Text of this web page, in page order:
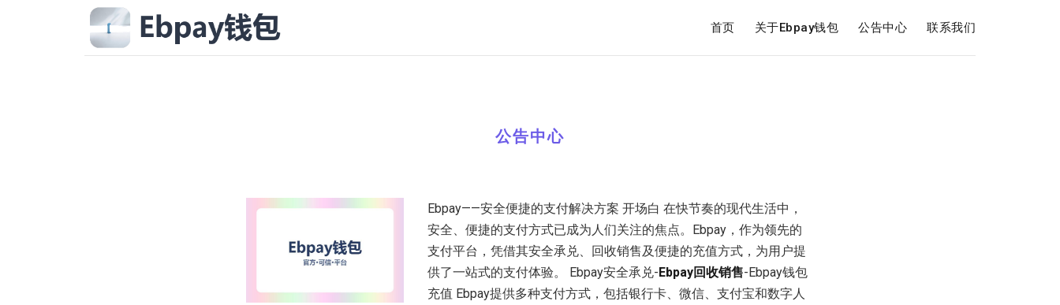
首页 关于Ebpay钱包 公告中心 联系我们
公告中心
Ebpay——安全便捷的支付解决方案 开场白 在快节奏的现代生活中，
安全、便捷的支付方式已成为人们关注的焦点。Ebpay，作为领先的
支付平台，凭借其安全承兑、回收销售及便捷的充值方式，为用户提
供了一站式的支付体验。 Ebpay安全承兑-Ebpay回收销售-Ebpay钱包
充值 Ebpay提供多种支付方式，包括银行卡、微信、支付宝和数字人